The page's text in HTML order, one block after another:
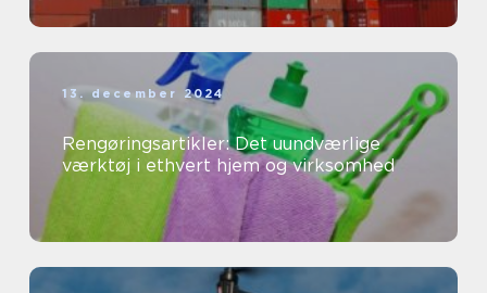
13. december 2024
Rengøringsartikler: Det uundværlige
værktøj i ethvert hjem og virksomhed